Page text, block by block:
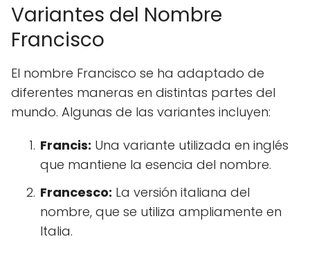
Variantes del Nombre
Francisco
El nombre Francisco se ha adaptado de
diferentes maneras en distintas partes del
mundo. Algunas de las variantes incluyen:
Francis: Una variante utilizada en inglés
que mantiene la esencia del nombre.
Francesco: La versión italiana del
nombre, que se utiliza ampliamente en
Italia.